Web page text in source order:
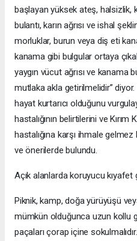
başlayan yüksek ateş, halsizlik,
bulantı, karın ağrısı ve ishal
morluklar, burun veya diş eti
kanama gibi bulgular ortaya
yaygın vücut ağrısı ve kanama
mutlaka akla getirilmelidir”
hayat kurtarıcı olduğunu
hastalığının belirtilerini ve
hastalığına karşı ihmale gelmez
ve önerilerde bulundu.
Açık alanlarda koruyucu kıyafet
Piknik, kamp, doğa yürüyüşü
mümkün olduğunca uzun kollu
paçaları çorap içine